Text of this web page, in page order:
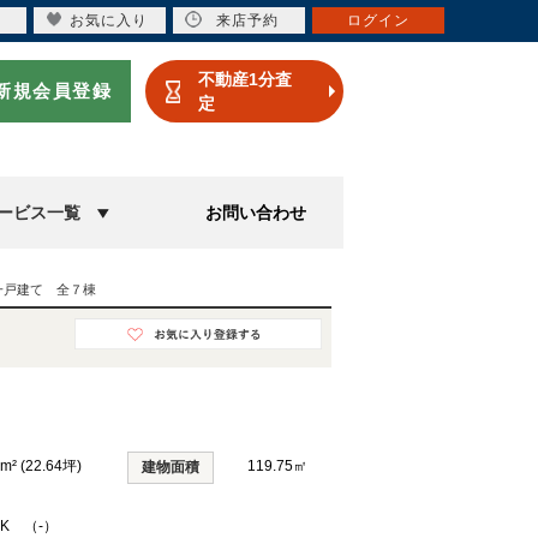
規会員登録
不動産1分査
定
ビス一覧 お問い合わせ
戸建て 全７棟
(22.64坪) 建物面積 119.75㎡
（-）
お気に入り 来店予約 ログイン